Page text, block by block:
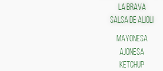
LA BRAVA
SALSA DE ALIOLI
MAYONESA
AJONESA
KETCHUP